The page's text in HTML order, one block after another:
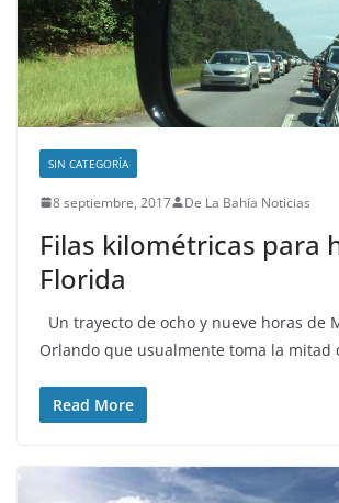
SIN CATEGORÍA
8 septiembre, 2017 De La Bahía Noticias
Filas kilométricas para
Florida
Un trayecto de ocho y nueve horas de
Orlando que usualmente toma la mitad
Read More